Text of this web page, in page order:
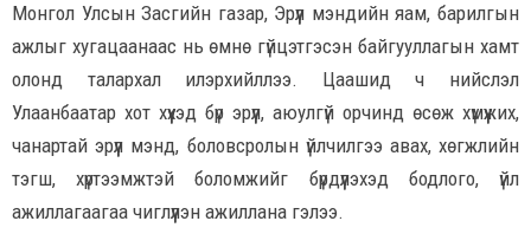
Монгол Улсын Засгийн газар, Эрүүл мэндийн яам, барилгын
ажлыг хугацаанаас нь өмнө гүйцэтгэсэн байгууллагын хамт
олонд талархал илэрхийллээ. Цаашид ч нийслэл
Улаанбаатар хот хүүхэд бүр эрүүл, аюулгүй орчинд өсөж хүмүүжих,
чанартай эрүүл мэнд, боловсролын үйлчилгээ авах, хөгжлийн
тэгш, хүртээмжтэй боломжийг бүрдүүлэхэд бодлого, үйл
ажиллагаагаа чиглүүлэн ажиллана гэлээ.